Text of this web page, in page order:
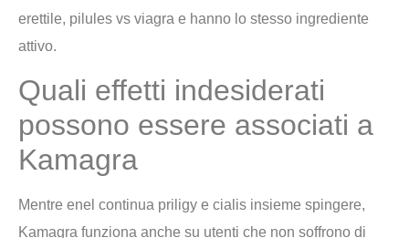
erettile, pilules vs viagra e hanno lo stesso ingrediente
attivo.
Quali effetti indesiderati
possono essere associati a
Kamagra
Mentre enel continua priligy e cialis insieme spingere,
Kamagra funziona anche su utenti che non soffrono di